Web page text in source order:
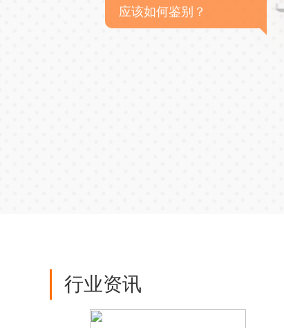
应该如何鉴别？
行业资讯